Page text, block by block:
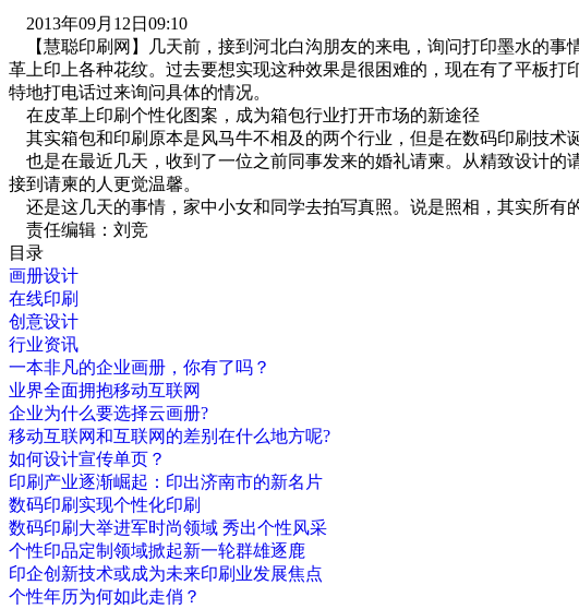
2013年09月12日09:10
【慧聪印刷网】几天前，接到河北白沟朋友的来电，询问打印墨水的事
革上印上各种花纹。过去要想实现这种效果是很困难的，现在有了平板
特地打电话过来询问具体的情况。
在皮革上印刷个性化图案，成为箱包行业打开市场的新途径
其实箱包和印刷原本是风马牛不相及的两个行业，但是在数码印刷技术
也是在最近几天，收到了一位之前同事发来的婚礼请柬。从精致设计的
接到请柬的人更觉温馨。
还是这几天的事情，家中小女和同学去拍写真照。说是照相，其实所有
责任编辑：刘竞
目录
画册设计
在线印刷
创意设计
行业资讯
一本非凡的企业画册，你有了吗？
业界全面拥抱移动互联网
企业为什么要选择云画册?
移动互联网和互联网的差别在什么地方呢?
如何设计宣传单页？
印刷产业逐渐崛起：印出济南市的新名片
数码印刷实现个性化印刷
数码印刷大举进军时尚领域 秀出个性风采
个性印品定制领域掀起新一轮群雄逐鹿
印企创新技术或成为未来印刷业发展焦点
个性年历为何如此走俏？